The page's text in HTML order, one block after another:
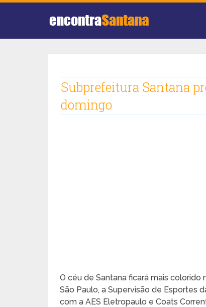
Subprefeitura Santana
domingo
O céu de Santana ficará mais colorido
São Paulo, a Supervisão de Esportes
com a AES Eletropaulo e Coats